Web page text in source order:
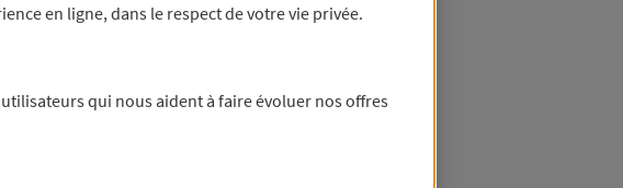
en ligne, dans le respect de votre vie privée.
utilisateurs qui nous aident à faire évoluer nos offres